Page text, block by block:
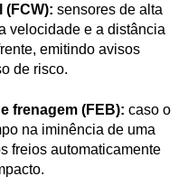
sensores de alta
velocidade e a distância
emitindo avisos
de risco.
frenagem (FEB): caso o
na iminência de uma
freios automaticamente